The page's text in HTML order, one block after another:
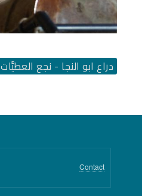
دراع ابو النجا - نجع العطيَّات
Contact